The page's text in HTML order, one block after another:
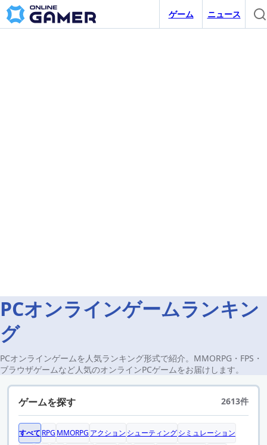
ゲーム ニュース
PCオンラインゲームランキン
グ
PCオンラインゲームを人気ランキング形式で紹介。MMORPG・FPS・
ブラウザゲームなど人気のオンラインPCゲームをお届けします。
ゲームを探す 2613件
すべて RPG MMORPG アクション シューティングシミュレーション